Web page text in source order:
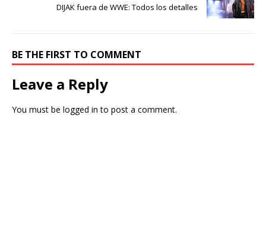
DIJAK fuera de WWE: Todos los detalles
BE THE FIRST TO COMMENT
Leave a Reply
You must be logged in to post a comment.